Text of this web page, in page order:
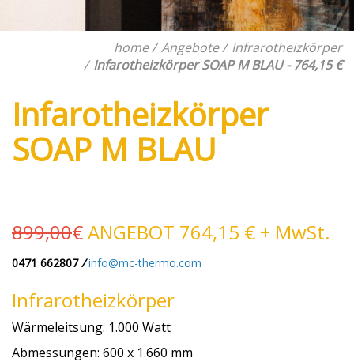
home Angebote
Infrarotheizkörper
Infarotheizkörper SOAP M BLAU - 764,15 €
Infarotheizkörper
SOAP M BLAU
899,00€ANGEBOT 764,15 € + MwSt.
0471 662807/info@mc-thermo.com
Infrarotheizkörper
Wärmeleitsung: 1.000 Watt
Abmessungen: 600 x 1.660 mm